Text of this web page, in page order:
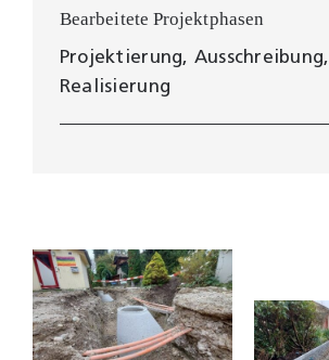
Bearbeitete Projektphasen
Projektierung, Ausschreibung,
Realisierung